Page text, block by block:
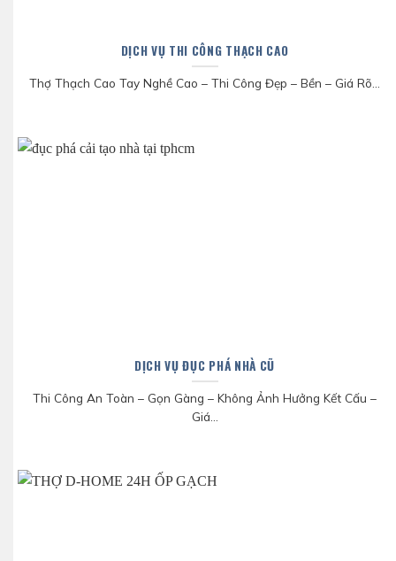
DỊCH VỤ THI CÔNG THẠCH CAO
Thợ Thạch Cao Tay Nghề Cao – Thi Công Đẹp – Bền – Giá Rõ...
DỊCH VỤ ĐỤC PHÁ NHÀ CŨ
Thi Công An Toàn – Gọn Gàng – Không Ảnh Hưởng Kết Cấu –
Giá...